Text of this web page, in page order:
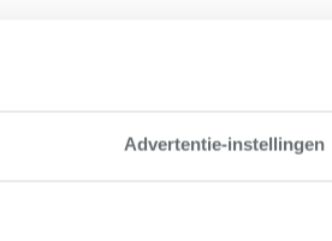
Advertentie-instellingen